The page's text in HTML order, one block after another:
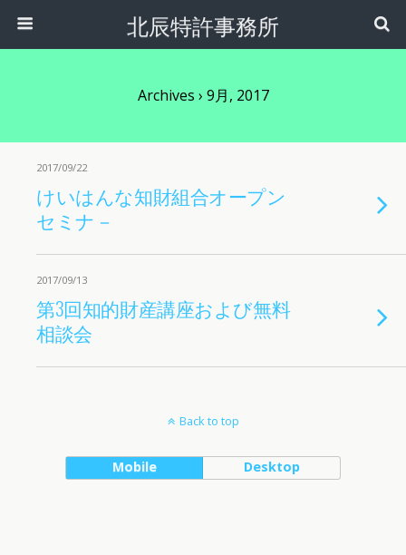
北辰特許事務所
Archives › 9月, 2017
2017/09/22
けいはんな知財組合オープン
セミナ－
2017/09/13
第3回知的財産講座および無料
相談会
Back to top
Mobile Desktop